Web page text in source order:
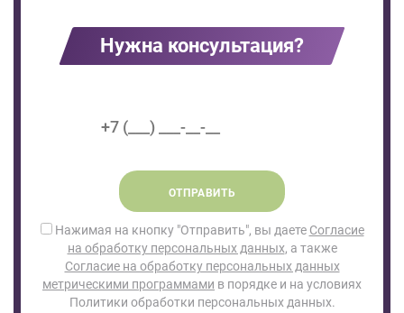
Нужна консультация?
ОТПРАВИТЬ
Нажимая на кнопку "Отправить", вы даете Согласие
на обработку персональных данных, а также
Согласие на обработку персональных данных
метрическими программами в порядке и на условиях
Политики обработки персональных данных.